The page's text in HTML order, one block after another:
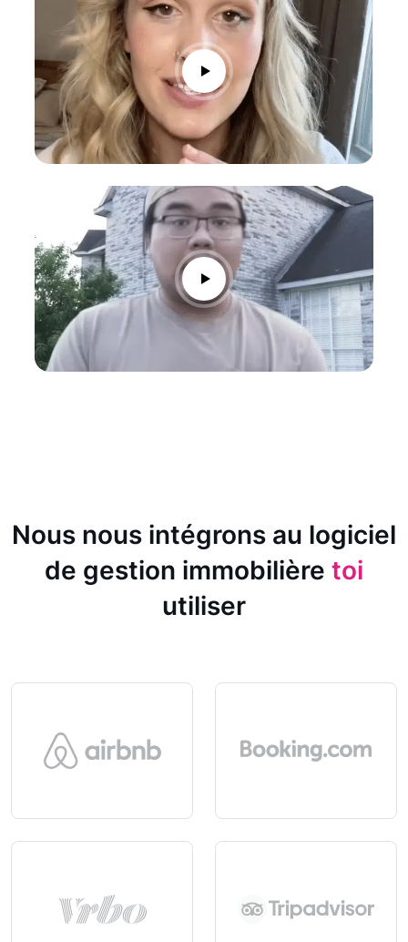
Nous nous intégrons au logiciel
de gestion immobilière toi
utiliser